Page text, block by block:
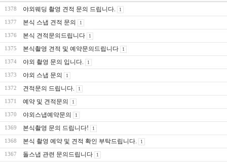
1378 야외웨딩 촬영 견적 문의 드립니다. 1
1377 본식 스냅 견적 문의 1
1376 본식 견적문의드립니다 1
1375 본식촬영 견적 및 예약문의드립니다 1
1374 야외 촬영 문의 입니다. 1
1373 야외 스냅 문의 1
1372 견적문의 드립니다. 1
1371 예약 및 견적문의 1
1370 야외스냅예약문의 1
1369 본식촬영 문의 드립니다! 1
1368 본식 촬영 예약 및 견적 확인 부탁드립니다. 1
1367 돌스냅 관련 문의드립니다 1